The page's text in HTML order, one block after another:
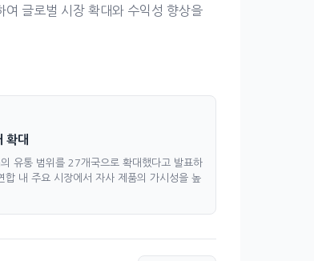
글로벌 시장 확대와 수익성 향상을
확대
통 범위를 27개국으로 확대했다고 발표하
내 주요 시장에서 자사 제품의 가시성을 높